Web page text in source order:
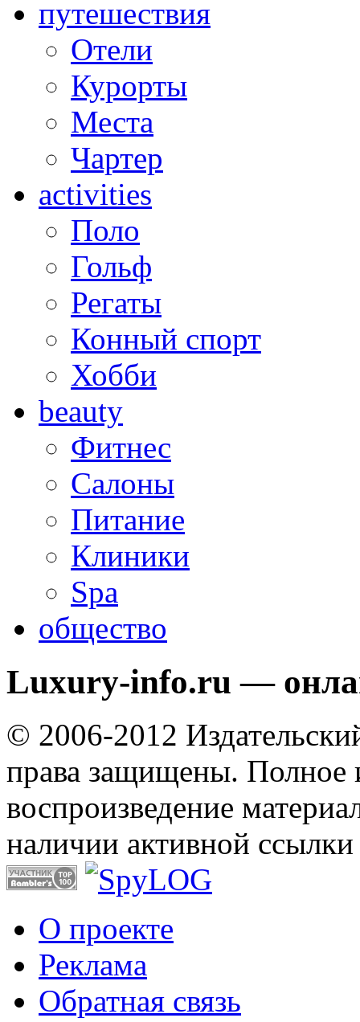
путешествия
Отели
Курорты
Места
Чартер
activities
Поло
Гольф
Регаты
Конный спорт
Хобби
beauty
Фитнес
Салоны
Питание
Клиники
Spa
общество
Luxury-info.ru —
© 2006-2012
права защищены. Полное
воспроизведение
наличии активной ссылки
О проекте
Реклама
Обратная связь